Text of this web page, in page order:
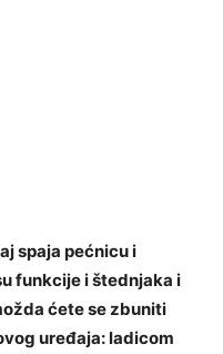
spaja pećnicu i
funkcije i štednjaka i
ćete se zbuniti
uređaja: ladicom